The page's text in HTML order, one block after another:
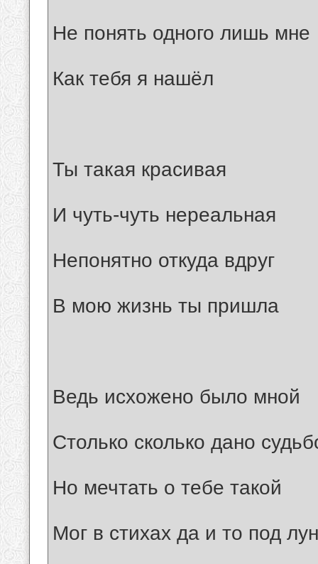
Не понять одного лишь мне
Как тебя я нашёл
Ты такая красивая
И чуть-чуть нереальная
Непонятно откуда вдруг
В мою жизнь ты пришла
Ведь исхожено было мной
Столько сколько дано
Но мечтать о тебе такой
Мог в стихах да и то под